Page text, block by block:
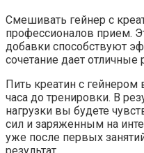
Смешивать гейнер с
профессионалов прием.
добавки способствуют
сочетание дает отличные
Пить креатин с гейнером
часа до тренировки. В
нагрузки вы будете
сил и заряженным на
уже после первых
результат.